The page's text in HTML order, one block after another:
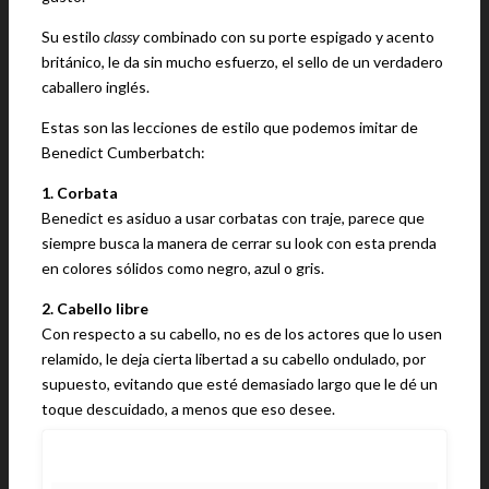
Su estilo classycombinado con su porte espigado y acento
británico, le da sin mucho esfuerzo, el sello de un verdadero
caballero inglés.
Estas son las lecciones de estilo que podemos imitar de
Benedict Cumberbatch:
1. Corbata
Benedict es asiduo a usar corbatas con traje, parece que
siempre busca la manera de cerrar su look con esta prenda
en colores sólidos como negro, azul o gris.
2. Cabello libre
Con respecto a su cabello, no es de los actores que lo usen
relamido, le deja cierta libertad a su cabello ondulado, por
supuesto, evitando que esté demasiado largo que le dé un
toque descuidado, a menos que eso desee.